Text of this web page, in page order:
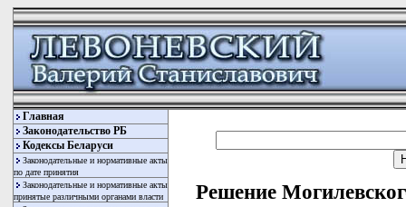
Главная
Законодательство РБ
Кодексы Беларуси
Законодательные и нормативные акты
по дате принятия
Законодательные и нормативные акты
принятые различными органами власти
Решение